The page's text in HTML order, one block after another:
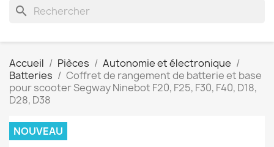
search
Accueil Pièces
Autonomie et électronique
Batteries
Coffret de rangement de batterie et base
pour scooter Segway Ninebot F20, F25, F30, F40, D18,
D28, D38
NOUVEAU